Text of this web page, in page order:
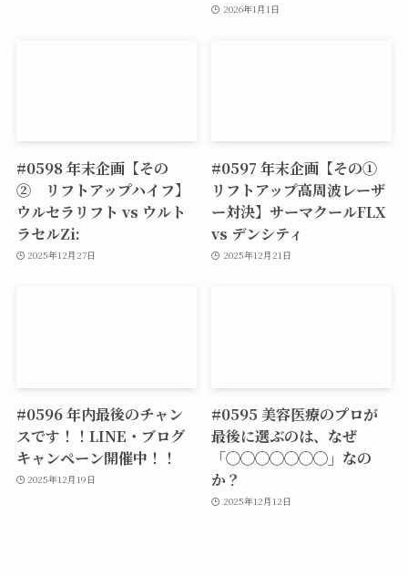
2026年1月1日
#0598 年末企画【その
② リフトアップハイフ】
ウルセラリフト vs ウルト
ラセルZi:
2025年12月27日
#0597 年末企画【その①
リフトアップ高周波レーザ
ー対決】サーマクールFLX
vs デンシティ
2025年12月21日
#0596 年内最後のチャン
スです！！LINE・ブログ
キャンペーン開催中！！
2025年12月19日
#0595 美容医療のプロが
最後に選ぶのは、なぜ
「◯◯◯◯◯◯◯」なの
か？
2025年12月12日